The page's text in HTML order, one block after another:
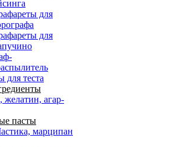
для
для
теста
желатин, агар-
пасты
марципан